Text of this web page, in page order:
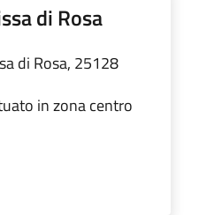
di Rosa
di Rosa, 25128
in zona centro